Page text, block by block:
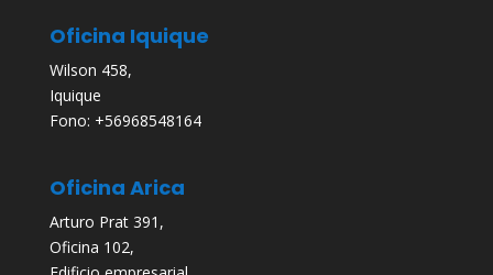
Oficina Iquique
Wilson 458,
Iquique
Fono: +56968548164
Oficina Arica
Arturo Prat 391,
Oficina 102,